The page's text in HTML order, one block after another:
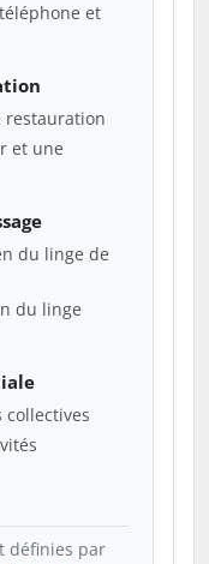
et
restauration
et une
du linge de
du linge
collectives
définies par